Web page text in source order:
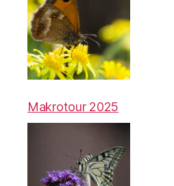
Makrotour 2025